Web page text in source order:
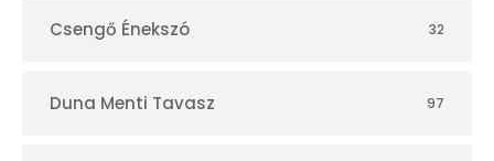
Csengő Énekszó 32
Duna Menti Tavasz 97